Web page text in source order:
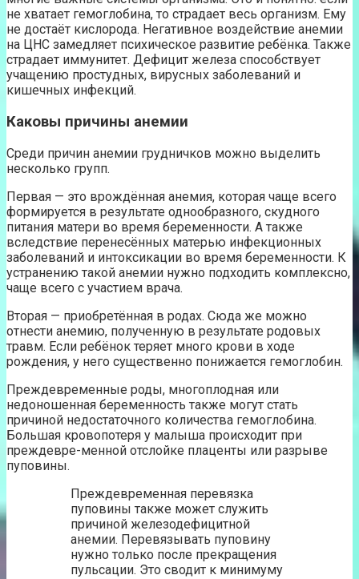
не хватает гемоглобина, то страдает весь организм. Ему
не достаёт кислорода. Негативное воздействие анемии
на ЦНС замедляет психическое развитие ребёнка. Также
страдает иммунитет. Дефицит железа способствует
учащению простудных, вирусных заболеваний и
кишечных инфекций.
Каковы причины анемии
Среди причин анемии грудничков можно выделить
несколько групп.
Первая — это врождённая анемия, которая чаще всего
формируется в результате однообразного, скудного
питания матери во время беременности. А также
вследствие перенесённых матерью инфекционных
заболеваний и интоксикации во время беременности. К
устранению такой анемии нужно подходить комплексно,
чаще всего с участием врача.
Вторая — приобретённая в родах. Сюда же можно
отнести анемию, полученную в результате родовых
травм. Если ребёнок теряет много крови в ходе
рождения, у него существенно понижается гемоглобин.
Преждевременные роды, многоплодная или
недоношенная беременность также могут стать
причиной недостаточного количества гемоглобина.
Большая кровопотеря у малыша происходит при
преждевре-менной отслойке плаценты или разрыве
пуповины.
Преждевременная перевязка
пуповины также может служить
причиной железодефицитной
анемии. Перевязывать пуповину
нужно только после прекращения
пульсации. Это сводит к минимуму